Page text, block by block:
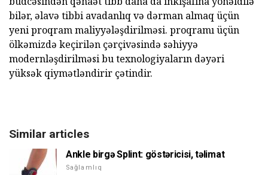
bilər, əlavə tibbi avadanlıq və dərman almaq üçün
yeni proqram maliyyələşdirilməsi. proqramı üçün
ölkəmizdə keçirilən çərçivəsində səhiyyə
modernləşdirilməsi bu texnologiyaların dəyəri
yüksək qiymətləndirir çətindir.
Similar articles
Ankle birgə Splint: göstəricisi, təlimat
Sağlamlıq